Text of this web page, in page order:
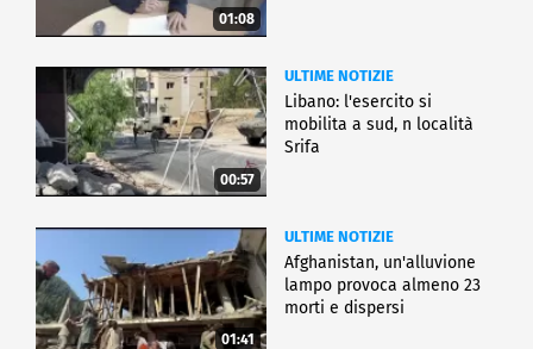
01:08
00:57
ULTIME NOTIZIE
Libano: l'esercito si
mobilita a sud, n località
Srifa
01:41
ULTIME NOTIZIE
Afghanistan, un'alluvione
lampo provoca almeno 23
morti e dispersi